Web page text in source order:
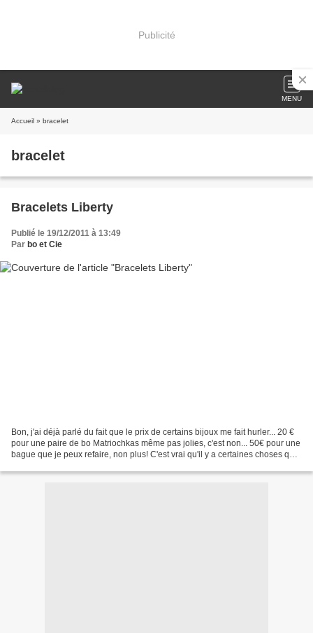
Publicité
MENU
Accueil » bracelet
bracelet
Bracelets Liberty
Publié le 19/12/2011 à 13:49
Par bo et Cie
Bon, j'ai déjà parlé du fait que le prix de certains bijoux me fait hurler... 20 €
pour une paire de bo Matriochkas même pas jolies, c'est non... 50€ pour une
bague que je peux refaire, non plus! C'est vrai qu'il y a certaines choses qui